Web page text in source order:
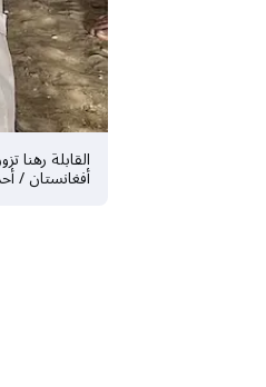
أفغانستان /